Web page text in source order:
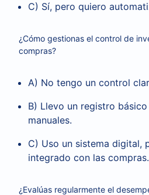
C) Sí, pero quiero
¿Cómo gestionas el control de
compras?
A) No tengo un control
B) Llevo un registro
manuales.
C) Uso un sistema digital,
integrado con las compras.
¿Evalúas regularmente el